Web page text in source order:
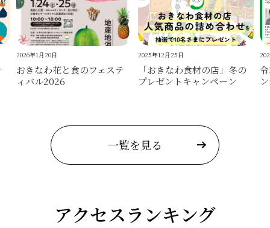
2026年1月20日
おきなわ花と食のフェステ
ィバル2026
2025年12月25日
「おきなわ食材の店」冬の
プレゼントキャンペーン
一覧を見る
アクセスランキング